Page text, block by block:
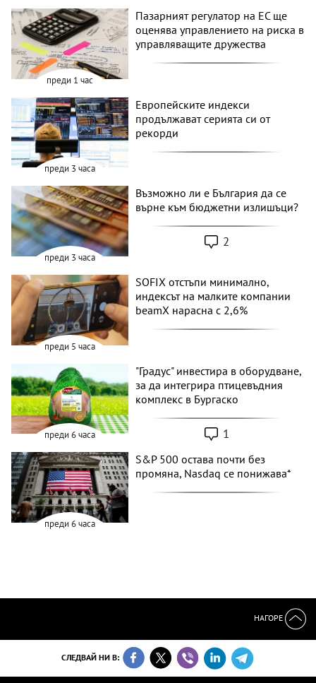
преди 1 час
Пазарният регулатор на ЕС ще
оценява управлението на риска в
управляващите дружества
преди 3 часа
Европейските индекси
продължават серията си от
рекорди
преди 3 часа
Възможно ли е България да се
върне към бюджетни излишъци?
2
преди 5 часа
SOFIX отстъпи минимално,
индексът на малките компании
beamX нарасна с 2,6%
преди 6 часа
"Градус" инвестира в оборудване,
за да интегрира птицевъдния
комплекс в Бургаско
1
преди 6 часа
S&P 500 остава почти без
промяна, Nasdaq се понижава*
НАГОРЕ
СЛЕДВАЙ НИ В: